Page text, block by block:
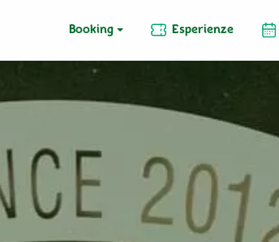
Booking Esperienze